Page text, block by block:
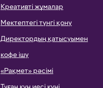
Креативті жұмалар
Мектептегі түнгі қону
Директордың қатысуымен
кофе ішу
«Рақмет» рәсімі